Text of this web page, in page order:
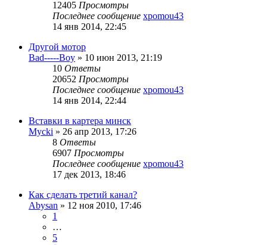
12405 Просмотры
Последнее сообщение xpomou43
14 янв 2014, 22:45
Другой мотор
Bad-----Boy » 10 июн 2013, 21:19
10 Ответы
20652 Просмотры
Последнее сообщение xpomou43
14 янв 2014, 22:44
Вставки в картера минск
Mycki » 26 апр 2013, 17:26
8 Ответы
6907 Просмотры
Последнее сообщение xpomou43
17 дек 2013, 18:46
Как сделать третий канал?
Abysan » 12 ноя 2010, 17:46
1
…
5